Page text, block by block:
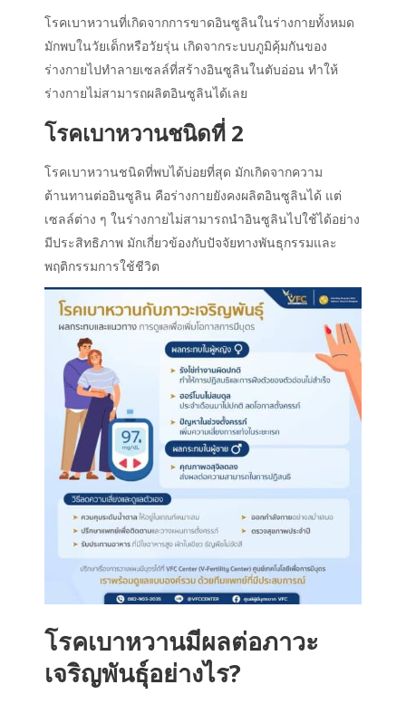
โรคเบาหวานที่เกิดจากการขาดอินซูลินในร่างกายทั้งหมด
มักพบในวัยเด็กหรือวัยรุ่น เกิดจากระบบภูมิคุ้มกันของ
ร่างกายไปทำลายเซลล์ที่สร้างอินซูลินในตับอ่อน ทำให้
ร่างกายไม่สามารถผลิตอินซูลินได้เลย
โรคเบาหวานชนิดที่ 2
โรคเบาหวานชนิดที่พบได้บ่อยที่สุด มักเกิดจากความ
ต้านทานต่ออินซูลิน คือร่างกายยังคงผลิตอินซูลินได้ แต่
เซลล์ต่าง ๆ ในร่างกายไม่สามารถนำอินซูลินไปใช้ได้อย่าง
มีประสิทธิภาพ มักเกี่ยวข้องกับปัจจัยทางพันธุกรรมและ
พฤติกรรมการใช้ชีวิต
โรคเบาหวานมีผลต่อภาวะ
เจริญพันธุ์อย่างไร?